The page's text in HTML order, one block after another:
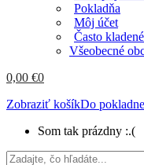
Pokladňa
Môj účet
Často
Všeobecné
0,00 €0
Zobraziť košíkDo pokladne
Som tak prázdny :.(
Search: